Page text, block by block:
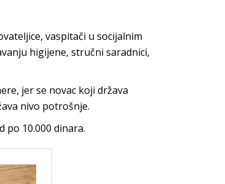
vaspitači u socijalnim
higijene, stručni saradnici,
jer se novac koji država
nivo potrošnje.
po 10.000 dinara.